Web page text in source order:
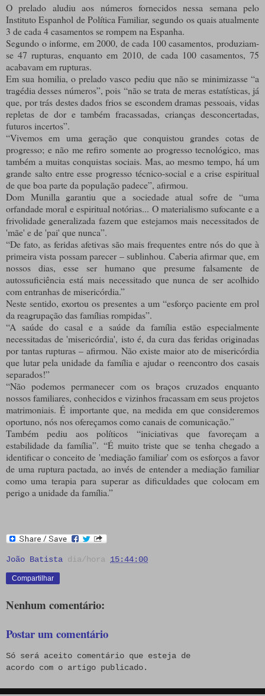
O prelado aludiu aos números fornecidos nessa semana pelo
Instituto Espanhol de Política Familiar, segundo os quais atualmente
3 de cada 4 casamentos se rompem na Espanha.
Segundo o informe, em 2000, de cada 100 casamentos, produziam-
se 47 rupturas, enquanto em 2010, de cada 100 casamentos, 75
acabavam em rupturas.
Em sua homilia, o prelado vasco pediu que não se minimizasse “a
tragédia desses números”, pois “não se trata de meras estatísticas, já
que, por trás destes dados frios se escondem dramas pessoais, vidas
repletas de dor e também fracassadas, crianças desconcertadas,
futuros incertos”.
“Vivemos em uma geração que conquistou grandes cotas de
progresso; e não me refiro somente ao progresso tecnológico, mas
também a muitas conquistas sociais. Mas, ao mesmo tempo, há um
grande salto entre esse progresso técnico-social e a crise espiritual
de que boa parte da população padece”, afirmou.
Dom Munilla garantiu que a sociedade atual sofre de “uma
orfandade moral e espiritual notórias... O materialismo sufocante e a
frivolidade generalizada fazem que estejamos mais necessitados de
'mãe' e de 'pai' que nunca”.
“De fato, as feridas afetivas são mais frequentes entre nós do que à
primeira vista possam parecer – sublinhou. Caberia afirmar que, em
nossos dias, esse ser humano que presume falsamente de
autossuficiência está mais necessitado que nunca de ser acolhido
com entranhas de misericórdia.”
Neste sentido, exortou os presentes a um “esforço paciente em prol
da reagrupação das famílias rompidas”.
“A saúde do casal e a saúde da família estão especialmente
necessitadas de 'misericórdia', isto é, da cura das feridas originadas
por tantas rupturas – afirmou. Não existe maior ato de misericórdia
que lutar pela unidade da família e ajudar o reencontro dos casais
separados!”
“Não podemos permanecer com os braços cruzados enquanto
nossos familiares, conhecidos e vizinhos fracassam em seus projetos
matrimoniais. É importante que, na medida em que consideremos
oportuno, nós nos ofereçamos como canais de comunicação.”
Também pediu aos políticos “iniciativas que favoreçam a
estabilidade da família”. “É muito triste que se tenha chegado a
identificar o conceito de 'mediação familiar' com os esforços a favor
de uma ruptura pactada, ao invés de entender a mediação familiar
como uma terapia para superar as dificuldades que colocam em
perigo a unidade da família.”
João Batista dia/hora 15:44:00
Compartilhar
Nenhum comentário:
Postar um comentário
Só será aceito comentário que esteja de
acordo com o artigo publicado.